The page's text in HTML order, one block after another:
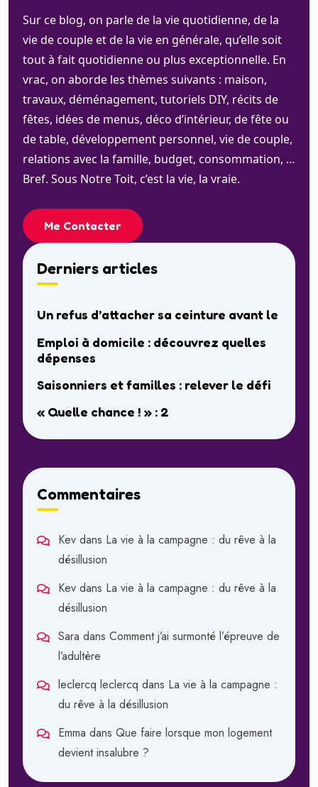
Sur ce blog, on parle de la vie quotidienne, de la
vie de couple et de la vie en générale, qu’elle soit
tout à fait quotidienne ou plus exceptionnelle. En
vrac, on aborde les thèmes suivants : maison,
travaux, déménagement, tutoriels DIY, récits de
fêtes, idées de menus, déco d’intérieur, de fête ou
de table, développement personnel, vie de couple,
relations avec la famille, budget, consommation, …
Bref. Sous Notre Toit, c’est la vie, la vraie.
Me Contacter
Derniers articles
Un refus d’attacher sa ceinture avant le
Emploi à domicile : découvrez quelles
dépenses
Saisonniers et familles : relever le défi
« Quelle chance ! » : 2
Commentaires
Kev dans La vie à la campagne : du rêve à la
désillusion
Kev dans La vie à la campagne : du rêve à la
désillusion
Sara dans Comment j’ai surmonté l’épreuve de
l’adultère
leclercq leclercq dans La vie à la campagne :
du rêve à la désillusion
Emma dans Que faire lorsque mon logement
devient insalubre ?